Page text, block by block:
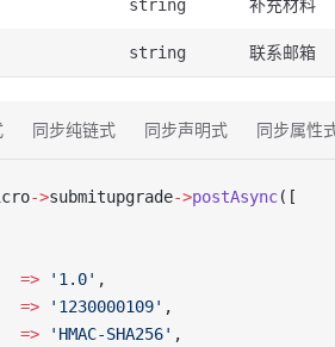
string 补充材料
string 联系邮箱
同步纯链式 同步声明式 同步属性
->submitupgrade->postAsync([
=>
'1.0' ,
=>
'1230000109' ,
=>
'HMAC-SHA256' ,